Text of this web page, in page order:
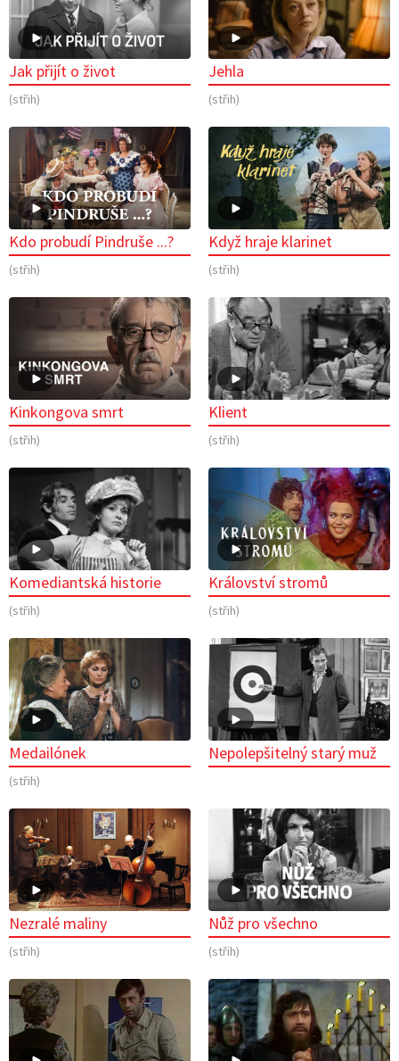
Jak přijít o život
(střih)
Jehla
(střih)
Kdo probudí Pindruše ...?
(střih)
Když hraje klarinet
(střih)
Kinkongova smrt
(střih)
Klient
(střih)
Komediantská historie
(střih)
Království stromů
(střih)
Medailónek
(střih)
Nepolepšitelný starý muž
Nezralé maliny
(střih)
Nůž pro všechno
(střih)